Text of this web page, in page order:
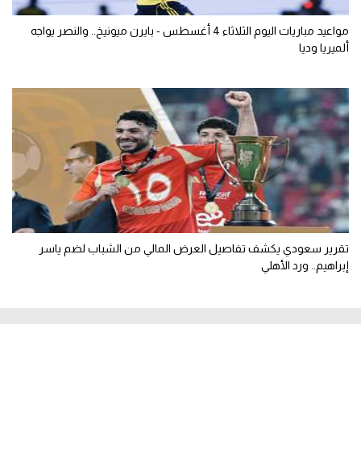
مواعيد مباريات اليوم الثلاثاء 4 أغسطس - بايرن ميونيخ.. والنصر يواجه
ألميريا وديا
تقرير سعودي يكشف تفاصيل العرض المالي من الشباب لضم ياسر
إبراهيم.. ورد الأهلي